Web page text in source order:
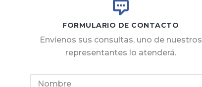
FORMULARIO DE CONTACTO
Envíenos sus consultas, uno de nuestros
representantes lo atenderá.